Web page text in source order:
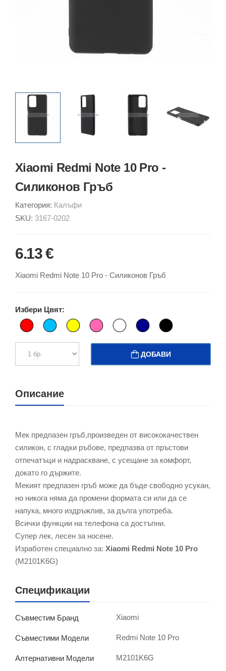
Xiaomi Redmi Note 10 Pro -
Силиконов Гръб
Категория: Калъфи
SKU: 3167-0202
6.13 €
Xiaomi Redmi Note 10 Pro - Силиконов Гръб
Избери Цвят:
ДОБАВИ
Описание
Мек предпазен гръб,произведен от висококачествен
силикон, с гладки ръбове, предпазва от пръстови
отпечатъци и надраскване, с усещане за комфорт,
докато го държите.
Мекият предпазен гръб може да бъде свободно усукан,
но никога няма да промени формата си или да се
напука, много издръжлив, за дълга употреба.
Всички функции на телефона са достъпни.
Супер лек, лесен за носене.
Изработен специално за: Xiaomi Redmi Note 10 Pro
(M2101K6G)
Спецификации
Съвместим Бранд Xiaomi
Съвместими Модели Redmi Note 10 Pro
Алтернативни Модели M2101K6G